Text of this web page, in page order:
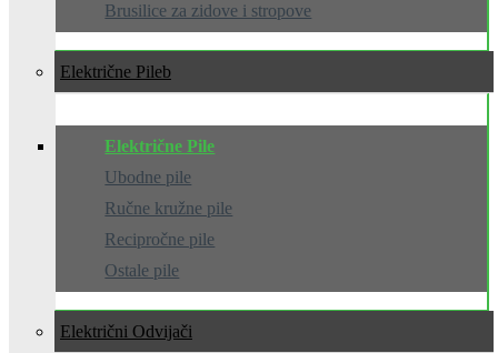
Brusilice za zidove i stropove
Električne Pile
Električne Pile
Ubodne pile
Ručne kružne pile
Recipročne pile
Ostale pile
Električni Odvijači